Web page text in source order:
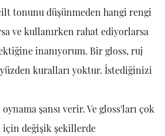
tonunu düşünmeden hangi rengi
ve kullanırken rahat ediyorlarsa
inanıyorum. Bir gloss, ruj
kuralları yoktur. İstediğinizi
şansı verir. Ve gloss'ları çok
değişik şekillerde